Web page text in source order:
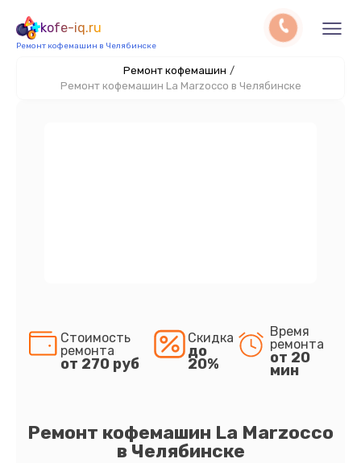
kofe-iq.ru
Ремонт кофемашин в Челябинске
Ремонт кофемашин /
Ремонт кофемашин La Marzocco в Челябинске
Ремонт кофемашин La Marzocco
в Челябинске
Стоимость
ремонта
от 270 руб
Скидка
до
20%
Время
ремонта
от 20
мин